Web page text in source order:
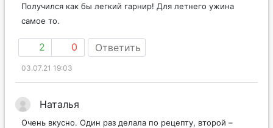
Получился как бы легкий гарнир! Для летнего ужина
самое то.
2 0 Ответить
03.07.21 19:03
Наталья
Очень вкусно. Один раз делала по рецепту, второй –